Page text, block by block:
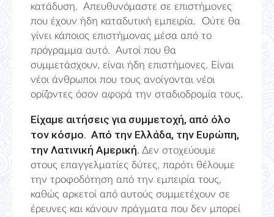
κατάδυση. Απευθυνόμαστε σε επιστήμονες
που έχουν ήδη καταδυτική εμπειρία. Ούτε θα
γίνει κάποιος επιστήμονας μέσα από το
πρόγραμμα αυτό. Αυτοί που θα
συμμετάσχουν, είναι ήδη επιστήμονες. Είναι
νέοι άνθρωποι που τους ανοίγονται νέοι
ορίζοντες όσον αφορά την σταδιοδρομία τους.
Είχαμε αιτήσεις για συμμετοχή, από όλο
τον κόσμο. Από την Ελλάδα, την Ευρώπη,
την Λατινική Αμερική. Δεν στοχεύουμε
στους επαγγελματίες δύτες, παρότι θέλουμε
την τροφοδότηση από την εμπειρία τους,
καθώς αρκετοί από αυτούς συμμετέχουν σε
έρευνες και κάνουν πράγματα που δεν μπορεί